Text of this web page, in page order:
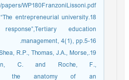
WP180FranzoniLissoni.pdf
“The entrepreneurial university
education
management, 4(1), pp.5-16.
R.P., Thomas, J.A., Morse,
C. and Roche, F.,
the anatomy of an